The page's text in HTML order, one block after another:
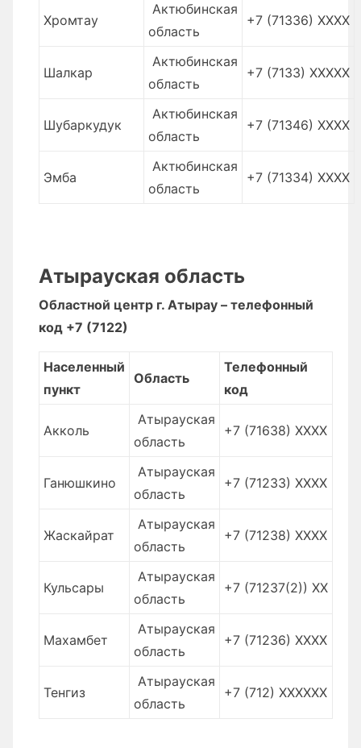
Хромтау
Актюбинская
область
+7 (71336) XXXX
Шалкар
Актюбинская
область
+7 (7133) XXXXX
Шубаркудук
Актюбинская
область
+7 (71346) XXXX
Эмба
Актюбинская
область
+7 (71334) XXXX
Атырауская область
Областной центр г. Атырау – телефонный
код +7 (7122)
Населенный
пункт
Область
Телефонный
код
Акколь
Атырауская
область
+7 (71638) XXXX
Ганюшкино
Атырауская
область
+7 (71233) XXXX
Жаскайрат
Атырауская
область
+7 (71238) XXXX
Кульсары
Атырауская
область
+7 (71237(2)) XХ
Махамбет
Атырауская
область
+7 (71236) XXXX
Тенгиз
Атырауская
область
+7 (712) XXXXXX